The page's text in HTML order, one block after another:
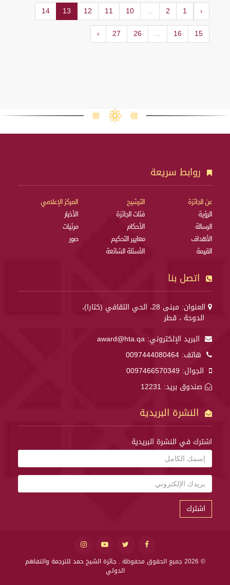
‹
1
2
...
10
11
12
13
14
15
16
...
26
27
›
روابط سريعة
عن الجائزة
الرؤية
الرسالة
الأهداف
القيمة
الترشيح
فئات الجائزة
الأحكام
معايير التحكيم
الأسئلة الشائعة
المركز الإعلامي
الأخبار
مرئيات
صور
اتصل بنا
العنوان: مبنى 28، الحي الثقافي (كتارا)،
الدوحة ، قطر
البريد الإلكتروني: award@hta.qa
هاتف: 0097444080464
الجوال: 0097466570349
صندوق بريد: 12231
النشرة البريدية
اشترك في النشرة البريدية
اشترك
© 2026 جميع الحقوق محفوظة .
جائزة الشيخ حمد للترجمة والتفاهم
الدولي